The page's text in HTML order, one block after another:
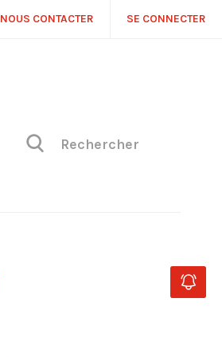
NOUS CONTACTER SE CONNECTER